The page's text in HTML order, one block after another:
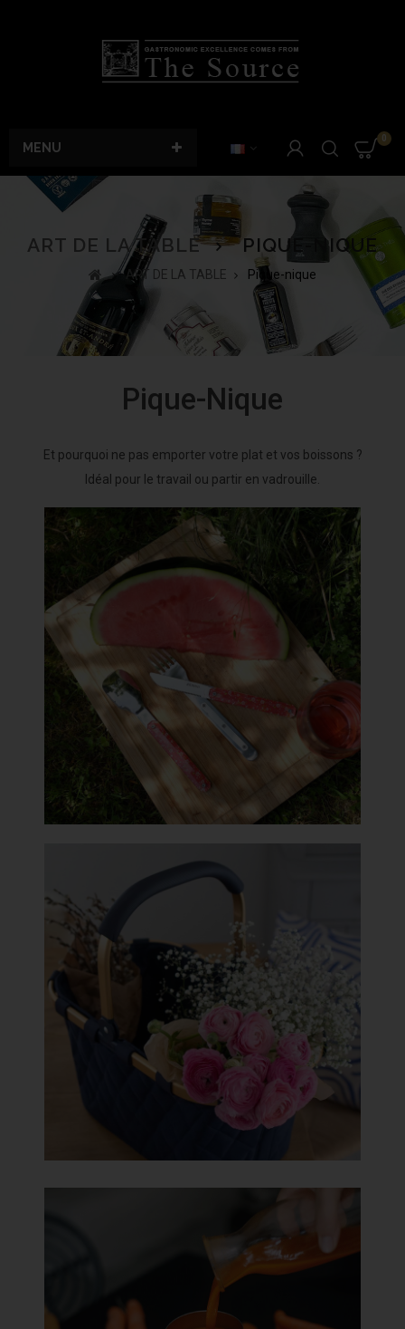
0
MENU
ART DE LA TABLE PIQUE-NIQUE
ART DE LA TABLE Pique-nique
Pique-Nique
Et pourquoi ne pas emporter votre plat et vos boissons ?
Idéal pour le travail ou partir en vadrouille.